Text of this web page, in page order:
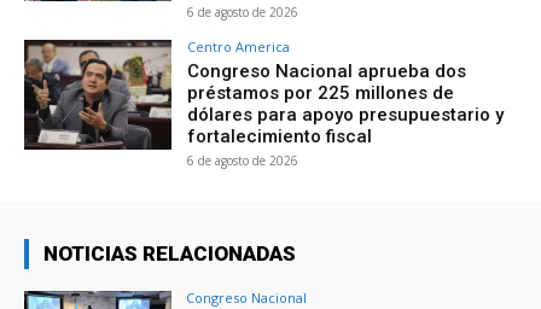
6 de agosto de 2026
Centro America
Congreso Nacional aprueba dos
préstamos por 225 millones de
dólares para apoyo presupuestario y
fortalecimiento fiscal
6 de agosto de 2026
NOTICIAS RELACIONADAS
Congreso Nacional